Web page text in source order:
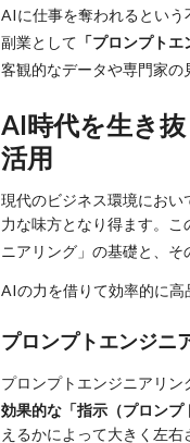
AIに仕事を奪われるという
副業として 「プロンプトエ
客観的なデータや専門家の
AI時代を生き
活用
現代のビジネス環境にお
力な味方となり得ます。こ
ニアリング」の基礎と、そ
AIの力を借りて効率的に高
プロンプトエンジニ
プロンプトエンジニアリン
効果的な「指示（プロン
えるかによって大きく左